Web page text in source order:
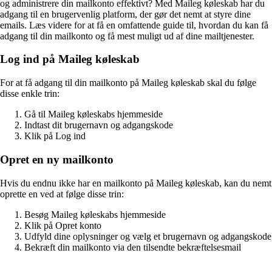
og administrere din mailkonto effektivt? Med Maileg køleskab har du
adgang til en brugervenlig platform, der gør det nemt at styre dine
emails. Læs videre for at få en omfattende guide til, hvordan du kan få
adgang til din mailkonto og få mest muligt ud af dine mailtjenester.
Log ind på Maileg køleskab
For at få adgang til din mailkonto på Maileg køleskab skal du følge
disse enkle trin:
Gå til Maileg køleskabs hjemmeside
Indtast dit brugernavn og adgangskode
Klik på Log ind
Opret en ny mailkonto
Hvis du endnu ikke har en mailkonto på Maileg køleskab, kan du nemt
oprette en ved at følge disse trin:
Besøg Maileg køleskabs hjemmeside
Klik på Opret konto
Udfyld dine oplysninger og vælg et brugernavn og adgangskode
Bekræft din mailkonto via den tilsendte bekræftelsesmail